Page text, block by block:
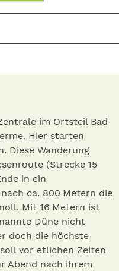
im Ortsteil Bad
Hier starten
Diese Wanderung
(Strecke 15
in ein
ca. 800 Metern die
Mit 16 Metern ist
Düne nicht
doch die höchste
vor etlichen Zeiten
Abend nach ihrem